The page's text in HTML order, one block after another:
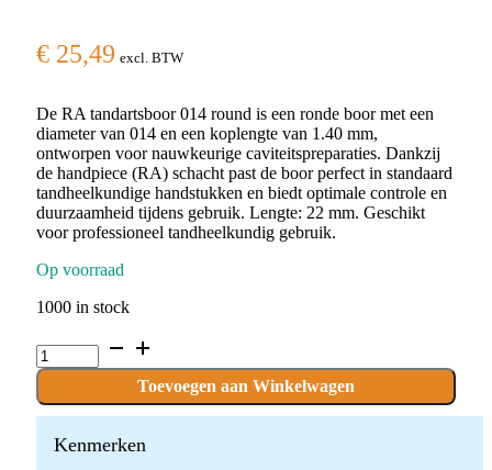
€ 25,49 excl. BTW
De RA tandartsboor 014 round is een ronde boor met een
diameter van 014 en een koplengte van 1.40 mm,
ontworpen voor nauwkeurige caviteitspreparaties. Dankzij
de handpiece (RA) schacht past de boor perfect in standaard
tandheelkundige handstukken en biedt optimale controle en
duurzaamheid tijdens gebruik. Lengte: 22 mm. Geschikt
voor professioneel tandheelkundig gebruik.
Op voorraad
1000 in stock
C.1S.014.RA
x
Boren
quantity
Toevoegen aan Winkelwagen
Kenmerken